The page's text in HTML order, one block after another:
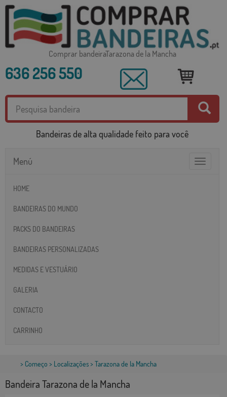
Comprar bandeiraTarazona de la Mancha
636 256 550
Bandeiras de alta qualidade feito para você
Toggle
Menú
HOME
BANDEIRAS DO MUNDO
PACKS DO BANDEIRAS
BANDEIRAS PERSONALIZADAS
MEDIDAS E VESTUÁRIO
GALERIA
CONTACTO
CARRINHO
> Começo > Localizações> Tarazona de la Mancha
Bandeira Tarazona de la Mancha